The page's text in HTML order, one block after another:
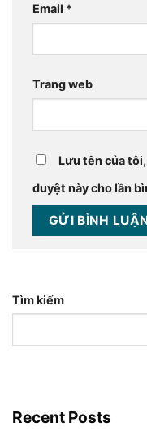
Email *
Trang web
Lưu tên của
duyệt này cho lần
Tìm kiếm
Recent Posts